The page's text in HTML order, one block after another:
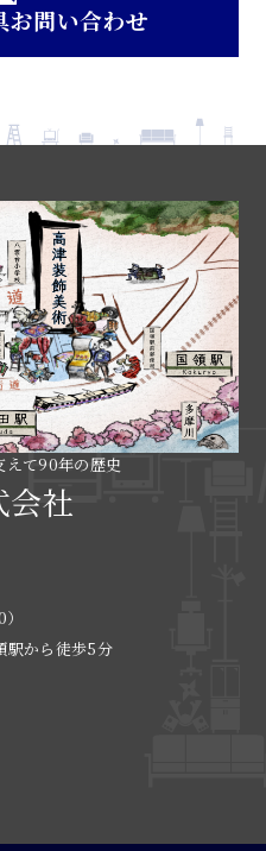
お問い合わせ
えて90年の歴史
会社
から徒歩5分